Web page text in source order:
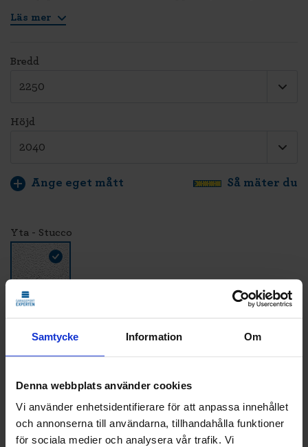
Samtycke Information Om
Denna webbplats använder cookies
Vi använder enhetsidentifierare för att anpassa innehållet
och annonserna till användarna, tillhandahålla funktioner
för sociala medier och analysera vår trafik. Vi
Läs mer
Bredd
Höjd
Ange eget mått Så mäter du
Yta - Stucco
Färg - Vit - RAL 9016
LÄGG TILL
STANDARDMONTAGE
Vi monterar och CE-märker din nya port.